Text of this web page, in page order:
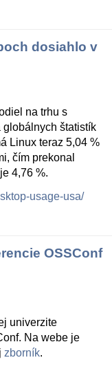
dosiahlo v
na trhu s
štatistík
Linux teraz 5,04 %
čím prekonal
4,76 %.
usage-usa/
OSSConf
univerzite
Na webe je
zborník.